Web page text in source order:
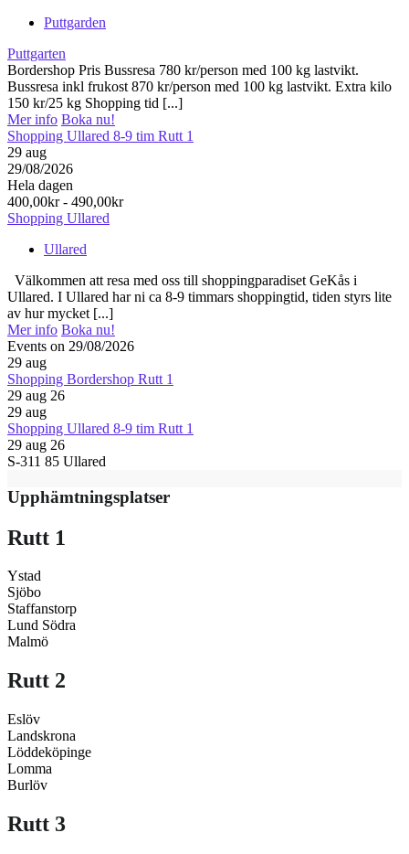
Puttgarden
Puttgarten
Bordershop Pris Bussresa 780 kr/person med 100 kg lastvikt.
Bussresa inkl frukost 870 kr/person med 100 kg lastvikt. Extra kilo
150 kr/25 kg Shopping tid [...]
Mer info Boka nu!
Shopping Ullared 8-9 tim Rutt 1
29 aug
29/08/2026
Hela dagen
400,00kr - 490,00kr
Shopping Ullared
Ullared
Välkommen att resa med oss till shoppingparadiset GeKås i
Ullared. I Ullared har ni ca 8-9 timmars shoppingtid, tiden styrs lite
av hur mycket [...]
Mer info Boka nu!
Events on 29/08/2026
29 aug
Shopping Bordershop Rutt 1
29 aug 26
29 aug
Shopping Ullared 8-9 tim Rutt 1
29 aug 26
S-311 85 Ullared
Upphämtningsplatser
Rutt 1
Ystad
Sjöbo
Staffanstorp
Lund Södra
Malmö
Rutt 2
Eslöv
Landskrona
Löddeköpinge
Lomma
Burlöv
Rutt 3